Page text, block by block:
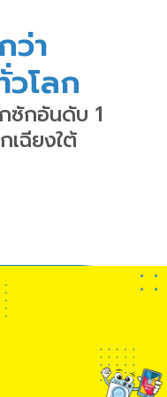
ว่า
โลก
ซักอันดับ 1
เฉียงใต้